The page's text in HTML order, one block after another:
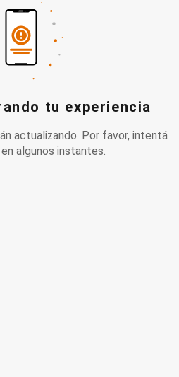
tu experiencia
actualizando. Por favor, intentá
algunos instantes.